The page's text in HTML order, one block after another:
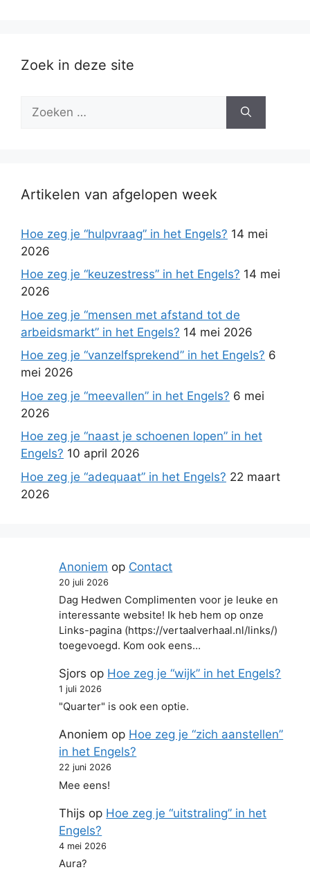
Zoek in deze site
naar:
Artikelen van afgelopen week
Hoe zeg je “hulpvraag” in het Engels? 14 mei
2026
Hoe zeg je “keuzestress” in het Engels? 14 mei
2026
Hoe zeg je “mensen met afstand tot de
arbeidsmarkt” in het Engels? 14 mei 2026
Hoe zeg je “vanzelfsprekend” in het Engels? 6
mei 2026
Hoe zeg je “meevallen” in het Engels? 6 mei
2026
Hoe zeg je “naast je schoenen lopen” in het
Engels? 10 april 2026
Hoe zeg je “adequaat” in het Engels? 22 maart
2026
Anoniem op Contact
20 juli 2026
Dag Hedwen Complimenten voor je leuke en
interessante website! Ik heb hem op onze
Links-pagina (https://vertaalverhaal.nl/links/)
toegevoegd. Kom ook eens…
Sjors op Hoe zeg je “wijk” in het Engels?
1 juli 2026
"Quarter" is ook een optie.
Anoniem op Hoe zeg je “zich aanstellen”
in het Engels?
22 juni 2026
Mee eens!
Thijs op Hoe zeg je “uitstraling” in het
Engels?
4 mei 2026
Aura?